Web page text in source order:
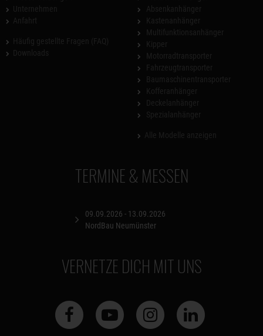
TERMINE & MESSEN
09.09.2026 - 13.09.2026
NordBau Neumünster
VERNETZE DICH MIT UNS